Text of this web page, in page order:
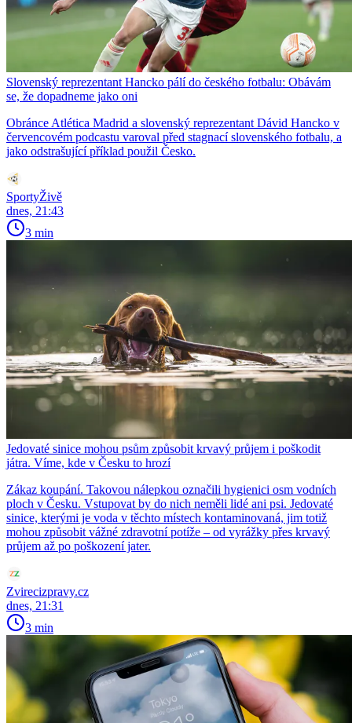
Slovenský reprezentant Hancko pálí do českého fotbalu: Obávám
se, že dopadneme jako oni
Obránce Atlética Madrid a slovenský reprezentant Dávid Hancko v
červencovém podcastu varoval před stagnací slovenského fotbalu, a
jako odstrašující příklad použil Česko.
SportyŽivě
dnes, 21:43
3 min
Jedovaté sinice mohou psům způsobit krvavý průjem i poškodit
játra. Víme, kde v Česku to hrozí
Zákaz koupání. Takovou nálepkou označili hygienici osm vodních
ploch v Česku. Vstupovat by do nich neměli lidé ani psi. Jedovaté
sinice, kterými je voda v těchto místech kontaminovaná, jim totiž
mohou způsobit vážné zdravotní potíže – od vyrážky přes krvavý
průjem až po poškození jater.
Zvirecizpravy.cz
dnes, 21:31
3 min